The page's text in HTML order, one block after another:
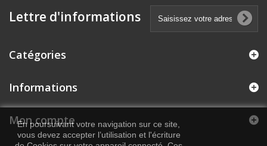
Lettre d'informations
Catégories
Informations
Mon compte
En poursuivant votre navigation sur ce site,
vous devez accepter l’utilisation et l'écriture